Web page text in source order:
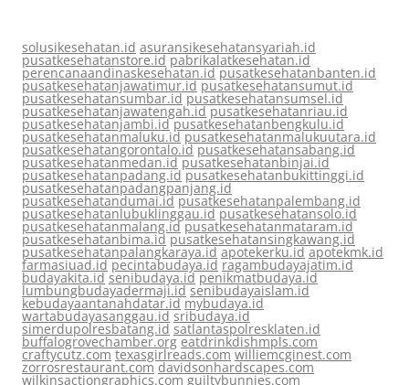
solusikesehatan.id asuransikesehatansyariah.id
pusatkesehatanstore.id pabrikalatkesehatan.id
perencanaandinaskesehatan.id pusatkesehatanbanten.id
pusatkesehatanjawatimur.id pusatkesehatansumut.id
pusatkesehatansumbar.id pusatkesehatansumsel.id
pusatkesehatanjawatengah.id pusatkesehatanriau.id
pusatkesehatanjambi.id pusatkesehatanbengkulu.id
pusatkesehatanmaluku.id pusatkesehatanmalukuutara.id
pusatkesehatangorontalo.id pusatkesehatansabang.id
pusatkesehatanmedan.id pusatkesehatanbinjai.id
pusatkesehatanpadang.id pusatkesehatanbukittinggi.id
pusatkesehatanpadangpanjang.id
pusatkesehatandumai.id pusatkesehatanpalembang.id
pusatkesehatanlubuklinggau.id pusatkesehatansolo.id
pusatkesehatanmalang.id pusatkesehatanmataram.id
pusatkesehatanbima.id pusatkesehatansingkawang.id
pusatkesehatanpalangkaraya.id apotekerku.id apotekmk.id
farmasiuad.id pecintabudaya.id ragambudayajatim.id
budayakita.id senibudaya.id penikmatbudaya.id
lumbungbudayadermaji.id senibudayaislam.id
kebudayaantanahdatar.id mybudaya.id
wartabudayasanggau.id sribudaya.id
simerdupolresbatang.id satlantaspolresklaten.id
buffalogrovechamber.org eatdrinkdishmpls.com
craftycutz.com texasgirlreads.com williemcginest.com
zorrosrestaurant.com davidsonhardscapes.com
wilkinsactiongraphics.com guiltybunnies.com